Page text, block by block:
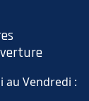
au Vendredi :